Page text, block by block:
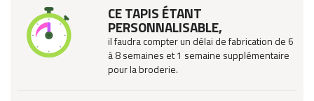
CE TAPIS ÉTANT
PERSONNALISABLE,
il faudra compter un délai de fabrication de 6
à 8 semaines et 1 semaine supplémentaire
pour la broderie.